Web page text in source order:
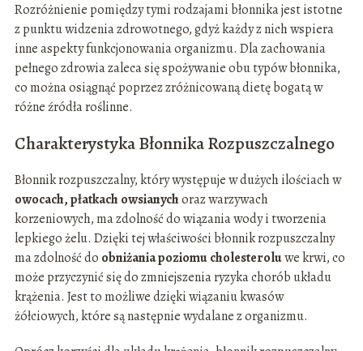
Rozróżnienie pomiędzy tymi rodzajami błonnika jest istotne
z punktu widzenia zdrowotnego, gdyż każdy z nich wspiera
inne aspekty funkcjonowania organizmu. Dla zachowania
pełnego zdrowia zaleca się spożywanie obu typów błonnika,
co można osiągnąć poprzez zróżnicowaną dietę bogatą w
różne źródła roślinne.
Charakterystyka Błonnika Rozpuszczalnego
Błonnik rozpuszczalny, który występuje w dużych ilościach w
owocach, płatkach owsianychoraz warzywach
korzeniowych, ma zdolność do wiązania wody i tworzenia
lepkiego żelu. Dzięki tej właściwości błonnik rozpuszczalny
ma zdolność do obniżania poziomu cholesteroluwe krwi, co
może przyczynić się do zmniejszenia ryzyka chorób układu
krążenia. Jest to możliwe dzięki wiązaniu kwasów
żółciowych, które są następnie wydalane z organizmu.